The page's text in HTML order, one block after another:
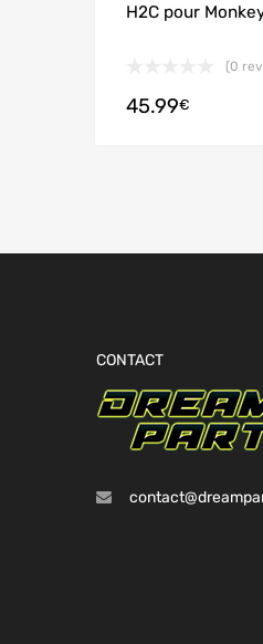
H2C pour
(0
45.99€
CONTACT